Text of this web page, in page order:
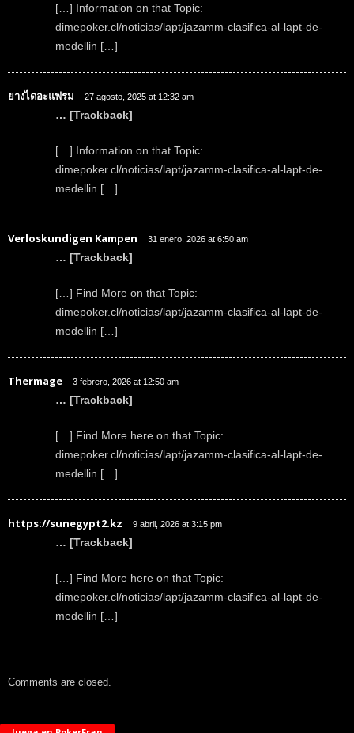
[…] Information on that Topic:
dimepoker.cl/noticias/lapt/jazamm-clasifica-al-lapt-de-
medellin […]
ยางไดอะแฟรม 27 agosto, 2025 at 12:32 am
… [Trackback]
[…] Information on that Topic:
dimepoker.cl/noticias/lapt/jazamm-clasifica-al-lapt-de-
medellin […]
Verloskundigen Kampen 31 enero, 2026 at 6:50 am
… [Trackback]
[…] Find More on that Topic:
dimepoker.cl/noticias/lapt/jazamm-clasifica-al-lapt-de-
medellin […]
Thermage 3 febrero, 2026 at 12:50 am
… [Trackback]
[…] Find More here on that Topic:
dimepoker.cl/noticias/lapt/jazamm-clasifica-al-lapt-de-
medellin […]
https://sunegypt2.kz 9 abril, 2026 at 3:15 pm
… [Trackback]
[…] Find More here on that Topic:
dimepoker.cl/noticias/lapt/jazamm-clasifica-al-lapt-de-
medellin […]
Comments are closed.